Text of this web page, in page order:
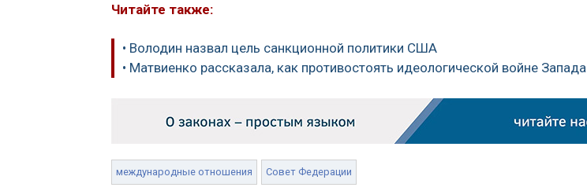
Читайте также:
• Володин назвал цель санкционной политики США
• Матвиенко рассказала, как противостоять идеологической войне Запада
международные отношения Совет Федерации